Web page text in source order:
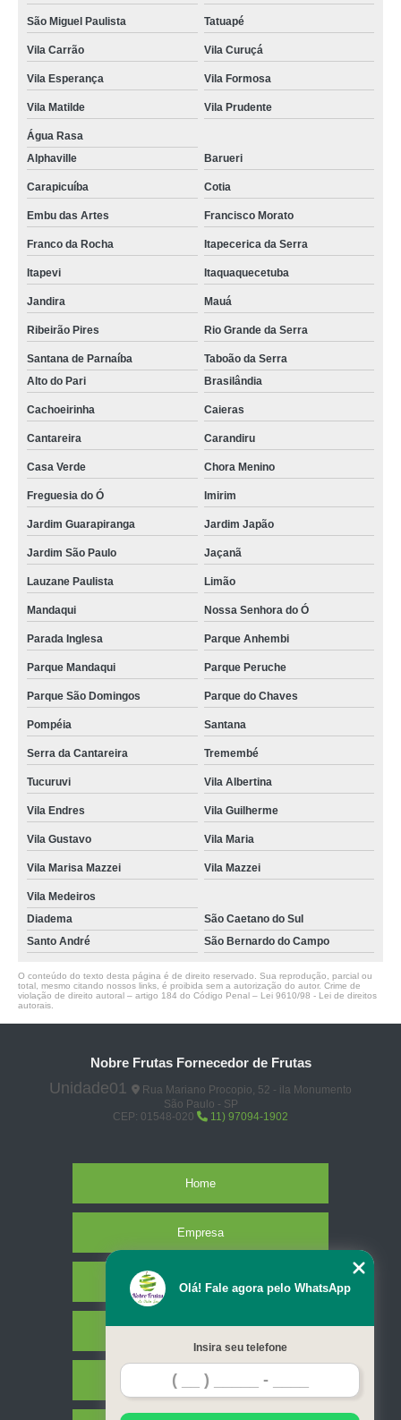
São Miguel Paulista Tatuapé
Vila Carrão Vila Curuçá
Vila Esperança Vila Formosa
Vila Matilde Vila Prudente
Água Rasa
Alphaville
Barueri
Carapicuíba Cotia
Embu das Artes Francisco Morato
Franco da Rocha Itapecerica da Serra
Itapevi Itaquaquecetuba
Jandira Mauá
Ribeirão Pires Rio Grande da Serra
Santana de Parnaíba
Taboão da Serra
Alto do Pari
Brasilândia
Cachoeirinha Caieras
Cantareira Carandiru
Casa Verde Chora Menino
Freguesia do Ó Imirim
Jardim Guarapiranga Jardim Japão
Jardim São Paulo Jaçanã
Lauzane Paulista Limão
Mandaqui Nossa Senhora do Ó
Parada Inglesa Parque Anhembi
Parque Mandaqui Parque Peruche
Parque São Domingos Parque do Chaves
Pompéia Santana
Serra da Cantareira Tremembé
Tucuruvi Vila Albertina
Vila Endres Vila Guilherme
Vila Gustavo Vila Maria
Vila Marisa Mazzei Vila Mazzei
Vila Medeiros
Diadema
São Caetano do Sul
Santo André
São Bernardo do Campo
O conteúdo do texto desta página é de direito reservado. Sua reprodução, parcial ou
total, mesmo citando nossos links, é proibida sem a autorização do autor. Crime de
violação de direito autoral – artigo 184 do Código Penal – Lei 9610/98 - Lei de direitos
autorais
Nobre Frutas Fornecedor de Frutas
Unidade01
Rua Mariano Procopio, 52 - ila Monumento
São Paulo - SP
CEP: 01548-020
11) 97094-1902
Home
Empresa
Missão
Contato
Olá! Fale agora pelo WhatsApp
Insira seu telefone